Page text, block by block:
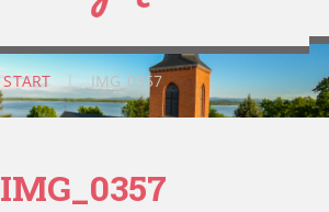
START | IMG_0357
IMG_0357